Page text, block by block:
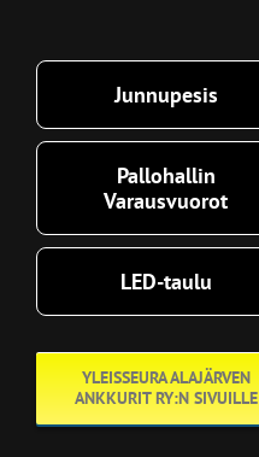
Junnupesis
Pallohallin
Varausvuorot
LED-taulu
YLEISSEURA ALAJÄRVEN
ANKKURIT RY:N SIVUILLE